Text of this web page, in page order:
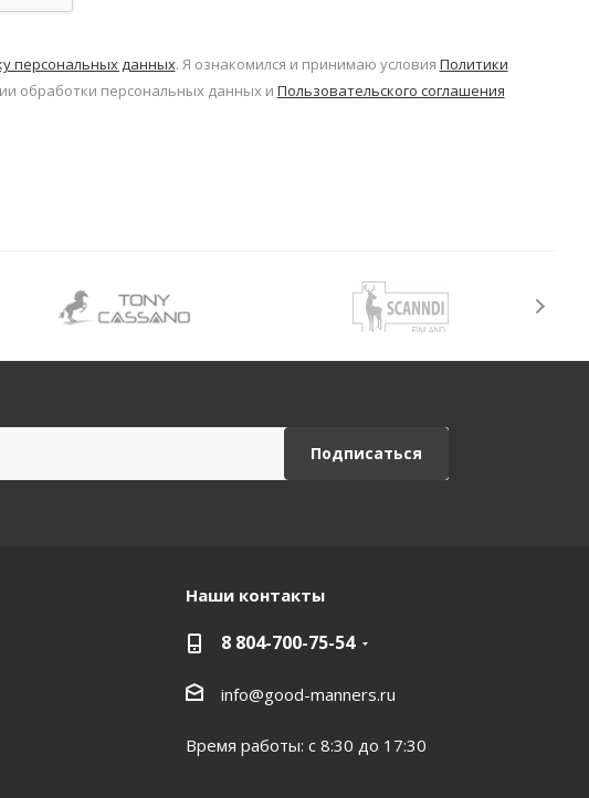
персональных данных. Я ознакомился и принимаю условия Политики
обработки персональных данных и Пользовательского соглашения
Наши контакты
8 804-700-75-54
info@good-manners.ru
Время работы: с 8:30 до 17:30